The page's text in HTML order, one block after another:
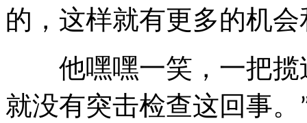
的，这样就有更多的机
他嘿嘿一笑，一把揽
就没有突击检查这回事。